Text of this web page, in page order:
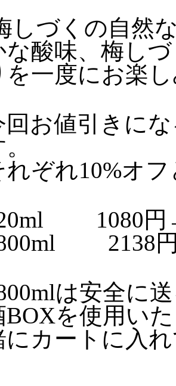
しづくの自然
な酸味、梅し
を一度にお楽
回お値引きに
れぞれ10%オ
1080円
2138円
は安全に
BOXを使用い
にカートに入